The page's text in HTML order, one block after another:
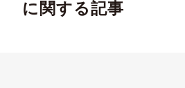
に関する記事